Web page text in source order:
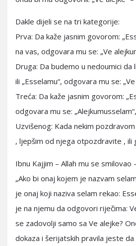
Dakle dijeli se na tri kategorije:
Prva: Da kaže jasnim govorom:
na vas, odgovara mu se: „Ve
Druga: Da budemo u nedoumici da
ili „Esselamu“, odgovara mu se: „Ve
Treća: Da kaže jasnim govorom:
odgovara mu se:
Uzvišenog: Kada nekim
, ljepšim od njega otpozdravite , ili
Ibnu Kajjim – Allah mu se smilovao
„Ako bi onaj kojem je nazvam
je onaj koji naziva selam rekao:
je na njemu da odgovori riječima:
se zadovolji samo sa Ve alejke?
dokaza i šerijatskih pravila jeste